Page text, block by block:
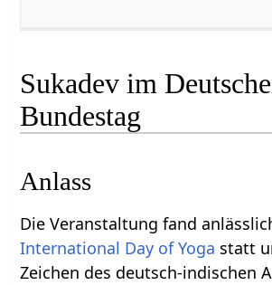
Sukadev im
Bundestag
Anlass
Die Veranstaltung fand
International Day of Yoga statt
Zeichen des deutsch-indischen